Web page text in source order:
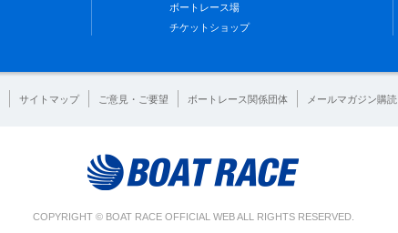
ボートレース場
チケットショップ
サイトマップ ご意見・ご要望 ボートレース関係団体 メールマガジン購読
COPYRIGHT © BOAT RACE OFFICIAL WEB ALL RIGHTS RESERVED.